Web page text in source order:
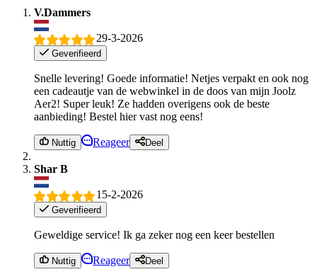
V.Dammers
29-3-2026
Geverifieerd
Snelle levering! Goede informatie! Netjes verpakt en ook nog
een cadeautje van de webwinkel in de doos van mijn Joolz
Aer2! Super leuk! Ze hadden overigens ook de beste
aanbieding! Bestel hier vast nog eens!
Nuttig Reageer Deel
Shar B
15-2-2026
Geverifieerd
Geweldige service! Ik ga zeker nog een keer bestellen
Nuttig Reageer Deel